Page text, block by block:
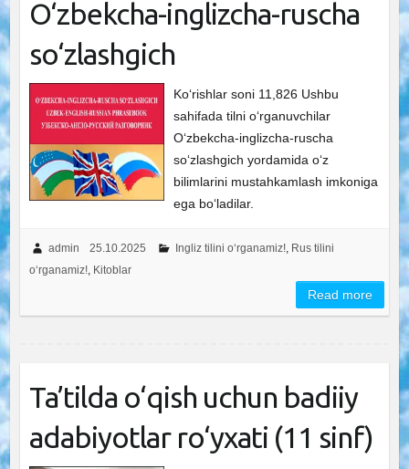
O‘zbekcha-inglizcha-ruscha
so‘zlashgich
Ko‘rishlar soni 11,826 Ushbu
sahifada tilni o‘rganuvchilar
O‘zbekcha-inglizcha-ruscha
so‘zlashgich yordamida o‘z
bilimlarini mustahkamlash imkoniga
ega bo‘ladilar.
admin 25.10.2025 Ingliz tilini o‘rganamiz!, Rus tilini
o‘rganamiz!, Kitoblar
Read more
Ta’tilda o‘qish uchun badiiy
adabiyotlar ro‘yxati (11 sinf)